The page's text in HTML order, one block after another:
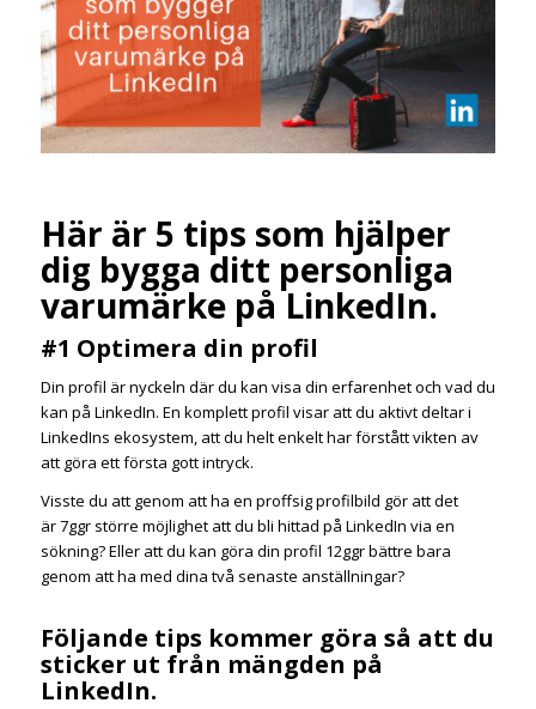
Här är 5 tips som hjälper
dig bygga ditt personliga
varumärke på LinkedIn.
#1 Optimera din profil
Din profil är nyckeln där du kan visa din erfarenhet och vad du
kan på LinkedIn. En komplett profil visar att du aktivt deltar i
LinkedIns ekosystem, att du helt enkelt har förstått vikten av
att göra ett första gott intryck.
Visste du att genom att ha en proffsig profilbild gör att det
är7ggr större möjlighet att du bli hittad på LinkedIn via en
sökning? Eller att du kan göra din profil 12ggr bättre bara
genom att ha med dina två senaste anställningar?
Följande tips kommer göra så att du
sticker ut från mängden på
LinkedIn.